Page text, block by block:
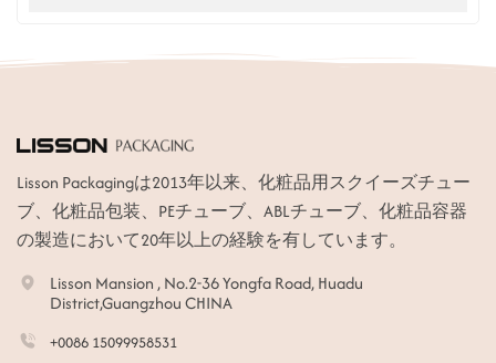
Lisson Packagingは2013年以来、化粧品用スクイーズチュー
ブ、化粧品包装、PEチューブ、ABLチューブ、化粧品容器
の製造において20年以上の経験を有しています。
Lisson Mansion , No.2-36 Yongfa Road, Huadu
District,Guangzhou CHINA
+0086 15099958531